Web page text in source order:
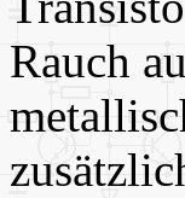
Rauch